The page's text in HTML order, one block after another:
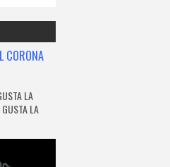
CORONA
LA
LA